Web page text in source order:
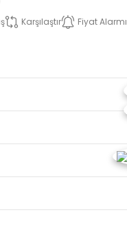
Karşılaştır Fiyat Alarmı